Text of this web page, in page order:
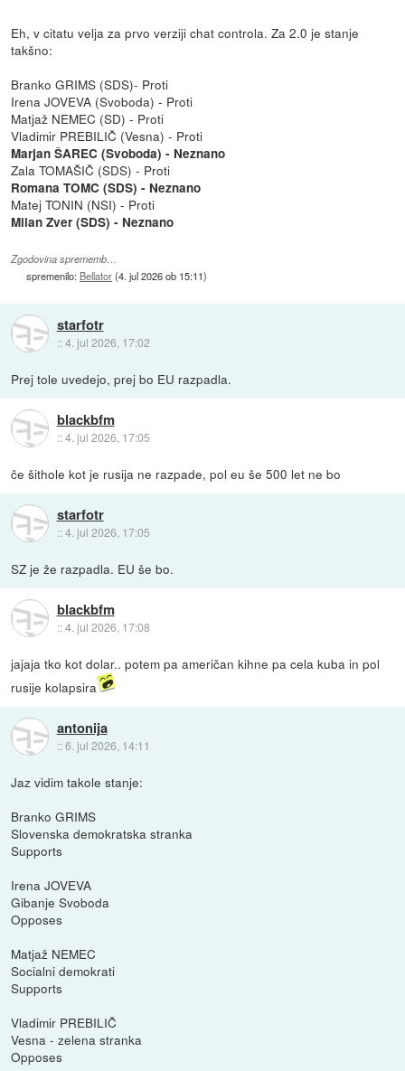
Eh, v citatu velja za prvo verziji chat controla. Za 2.0 je stanje
takšno:
Branko GRIMS (SDS)- Proti
Irena JOVEVA (Svoboda) - Proti
Matjaž NEMEC (SD) - Proti
Vladimir PREBILIČ (Vesna) - Proti
Marjan ŠAREC (Svoboda) - Neznano
Zala TOMAŠIČ (SDS) - Proti
Romana TOMC (SDS) - Neznano
Matej TONIN (NSI) - Proti
Milan Zver (SDS) - Neznano
Zgodovina sprememb…
spremenilo: Bellator(4. jul 2026 ob 15:11)
starfotr
::4. jul 2026, 17:02
Prej tole uvedejo, prej bo EU razpadla.
blackbfm
::4. jul 2026, 17:05
če šithole kot je rusija ne razpade, pol eu še 500 let ne bo
starfotr
::4. jul 2026, 17:05
SZ je že razpadla. EU še bo.
blackbfm
::4. jul 2026, 17:08
jajaja tko kot dolar.. potem pa američan kihne pa cela kuba in pol
rusije kolapsira
antonija
::6. jul 2026, 14:11
Jaz vidim takole stanje:
Branko GRIMS
Slovenska demokratska stranka
Supports
Irena JOVEVA
Gibanje Svoboda
Opposes
Matjaž NEMEC
Socialni demokrati
Supports
Vladimir PREBILIČ
Vesna - zelena stranka
Opposes